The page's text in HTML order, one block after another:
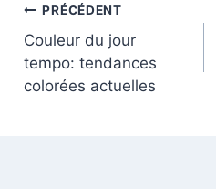
Navigation
de
l’article
PRÉCÉDENT
Couleur du jour
tempo: tendances
colorées actuelles